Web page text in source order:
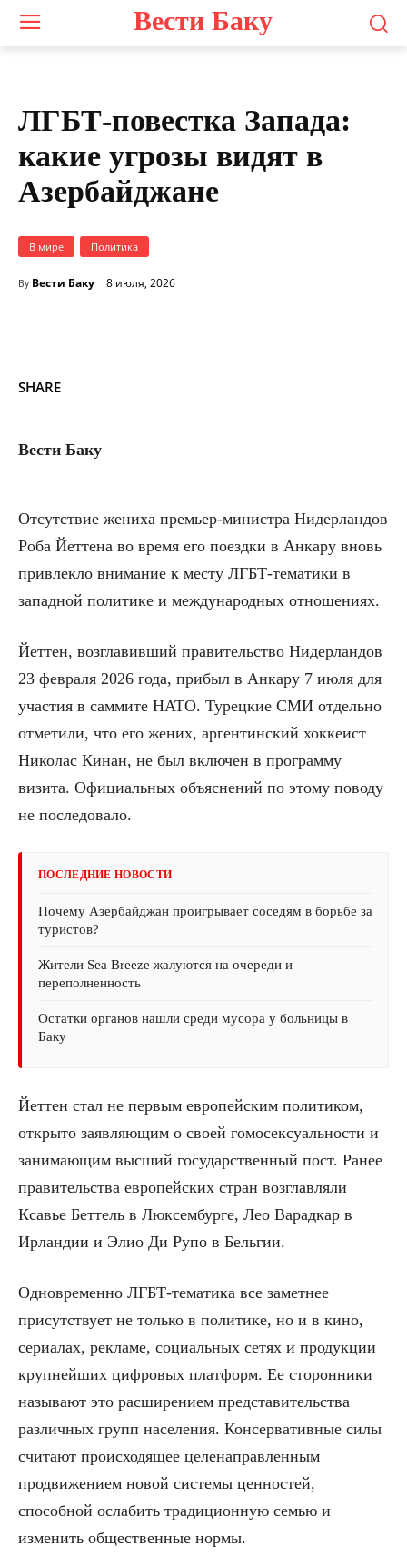
Вести Баку
ЛГБТ-повестка Запада:
какие угрозы видят в
Азербайджане
В мире Политика
By Вести Баку 8 июля, 2026
SHARE
Вести Баку
Отсутствие жениха премьер-министра Нидерландов
Роба Йеттена во время его поездки в Анкару вновь
привлекло внимание к месту ЛГБТ-тематики в
западной политике и международных отношениях.
Йеттен, возглавивший правительство Нидерландов
23 февраля 2026 года, прибыл в Анкару 7 июля для
участия в саммите НАТО. Турецкие СМИ отдельно
отметили, что его жених, аргентинский хоккеист
Николас Кинан, не был включен в программу
визита. Официальных объяснений по этому поводу
не последовало.
ПОСЛЕДНИЕ НОВОСТИ
Почему Азербайджан проигрывает соседям в борьбе за
туристов?
Жители Sea Breeze жалуются на очереди и
переполненность
Остатки органов нашли среди мусора у больницы в
Баку
Йеттен стал не первым европейским политиком,
открыто заявляющим о своей гомосексуальности и
занимающим высший государственный пост. Ранее
правительства европейских стран возглавляли
Ксавье Беттель в Люксембурге, Лео Варадкар в
Ирландии и Элио Ди Рупо в Бельгии.
Одновременно ЛГБТ-тематика все заметнее
присутствует не только в политике, но и в кино,
сериалах, рекламе, социальных сетях и продукции
крупнейших цифровых платформ. Ее сторонники
называют это расширением представительства
различных групп населения. Консервативные силы
считают происходящее целенаправленным
продвижением новой системы ценностей,
способной ослабить традиционную семью и
изменить общественные нормы.